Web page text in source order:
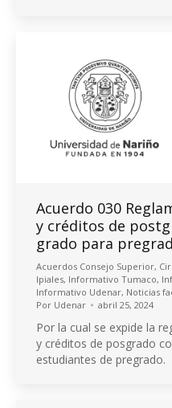
Acuerdo 030
y créditos de
grado para
Acuerdos Consejo Superior,
Ipiales, Informativo Tumaco,
Informativo Udenar, Noticias
Por Udenar abril 25, 2024
Por la cual se expide la
y créditos de posgrado
estudiantes de pregrado.